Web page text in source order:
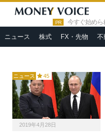
PR 今すぐ始めら
ニュース 株式 FX・先物 不
HOME »
江守哲の「ニュー
の国際情勢と次のシナリオ
の石油タンカーを拿捕、最も
狭いところで幅30キロ超しか
ない要路の緊張は高まる一方
です。いよいよ開戦間近の混
ニュース 45
2019年4月28日